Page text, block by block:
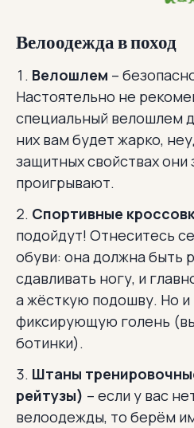
Велоодежда в поход
Велошлем –
Настоятельно не
специальный велошлем
них вам будет жарко,
защитных свойствах они
проигрывают.
Спортивные
подойдут! Отнеситесь
обуви: она должна быть
сдавливать ногу, и
а жёсткую подошву. Но и
фиксирующую голень
ботинки).
Штаны
рейтузы) – если у вас
велоодежды, то берём